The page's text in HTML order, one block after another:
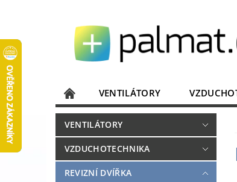
VENTILÁTORY
JISTIČE, ROZVADĚČE
DOMÁCÍ SPOTŘEBIČE
VENTILÁTORY
VZDUCHOTECHNIKA
REVIZNÍ DVÍŘKA